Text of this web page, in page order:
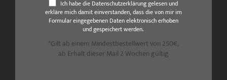
Ich habe die Datenschutzerklärung gelesen und
erkläre mich damit einverstanden, dass die von mir im
Formular eingegebenen Daten elektronisch erhoben
und gespeichert werden.
*Gilt ab einem Mindestbestellwert von 250€,
ab Erhalt dieser Mail 2 Wochen gültig